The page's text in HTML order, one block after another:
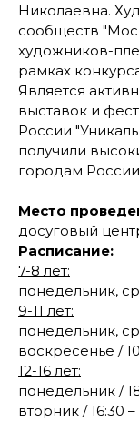
Николаевна.
сообществ
художников-
рамках
Является
выставок и
России
получили
городам
Место
досуговый
Расписание:
7-8 лет:
понедельник,
9-11 лет:
понедельник,
воскресенье /
12-16 лет:
понедельник /
вторник / 16:30 –